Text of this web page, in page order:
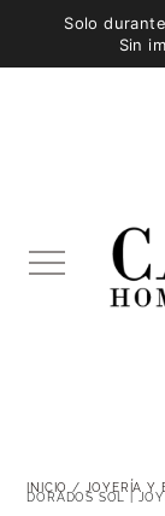
Solo
Sin
INICIO / JOYERÍA Y
DORADOS SOL |